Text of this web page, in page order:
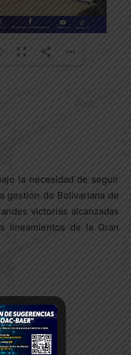
la necesidad de seguir
gestión de Bolivariana de
victorias alcanzadas
lineamientos de la Gran